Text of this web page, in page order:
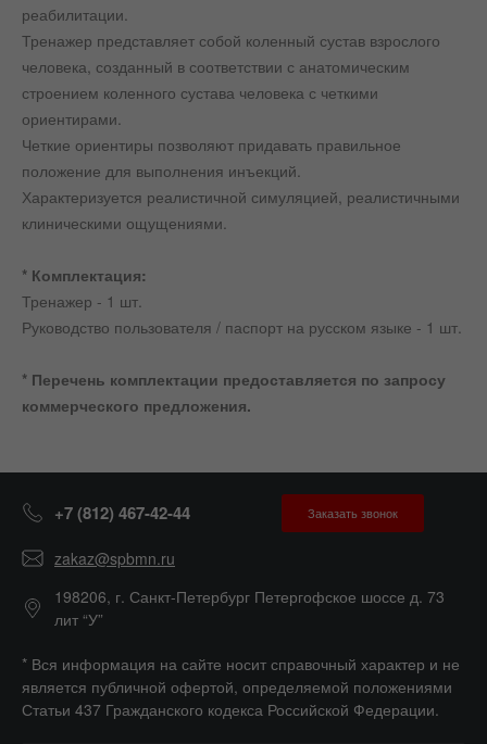
реабилитации.
Тренажер представляет собой коленный сустав взрослого
человека, созданный в соответствии с анатомическим
строением коленного сустава человека с четкими
ориентирами.
Четкие ориентиры позволяют придавать правильное
положение для выполнения инъекций.
Характеризуется реалистичной симуляцией, реалистичными
клиническими ощущениями.
* Комплектация:
Тренажер - 1 шт.
Руководство пользователя / паспорт на русском языке - 1 шт.
* Перечень комплектации предоставляется по запросу
коммерческого предложения.
+7 (812) 467-42-44 Заказать звонок
zakaz@spbmn.ru
198206, г. Санкт-Петербург Петергофское шоссе д. 73
лит “У”
* Вся информация на сайте носит справочный характер и не
является публичной офертой, определяемой положениями
Статьи 437 Гражданского кодекса Российской Федерации.